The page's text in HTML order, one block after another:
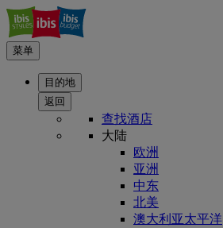
菜单
目的地
返回
查找酒店
大陆
欧洲
亚洲
中东
北美
澳大利亚太平洋